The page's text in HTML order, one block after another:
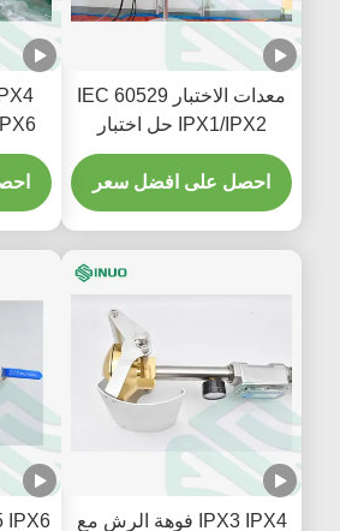
معدات الاختبار IEC 60529
IPX1/IPX2 حل اختبار
السقوط الرأسي للمياه
احصل على افضل سعر
IPX3 IPX4 فوهة الرش مع